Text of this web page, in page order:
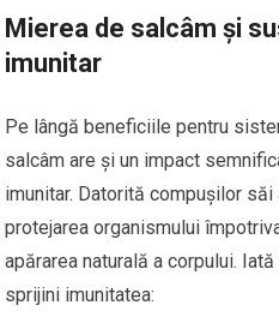
Mierea de salcâm și
imunitar
Pe lângă beneficiile pentru
salcâm are și un impact
imunitar. Datorită compușilor
protejarea organismului
apărarea naturală a corpului.
sprijini imunitatea: